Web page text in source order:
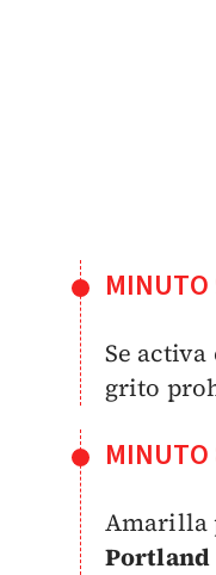
MINUTO
Se
grito
Amarilla
Portland